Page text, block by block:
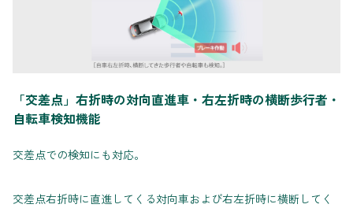
「交差点」右折時の対向直進車・右左折時の横断歩行者・
自転車検知機能
交差点での検知にも対応。
交差点右折時に直進してくる対向車および右左折時に横断してく